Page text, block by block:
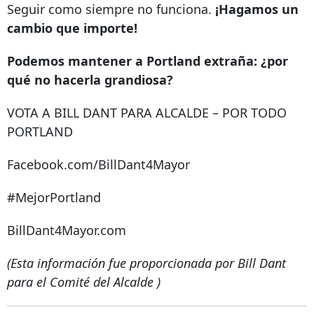
Seguir como siempre no funciona. ¡Hagamos un
cambio que importe!
Podemos mantener a Portland extraña: ¿por
qué no hacerla grandiosa?
VOTA A BILL DANT PARA ALCALDE – POR TODO
PORTLAND
Facebook.com/BillDant4Mayor
#MejorPortland
BillDant4Mayor.com
(Esta información fue proporcionada por Bill Dant
para el Comité del Alcalde )